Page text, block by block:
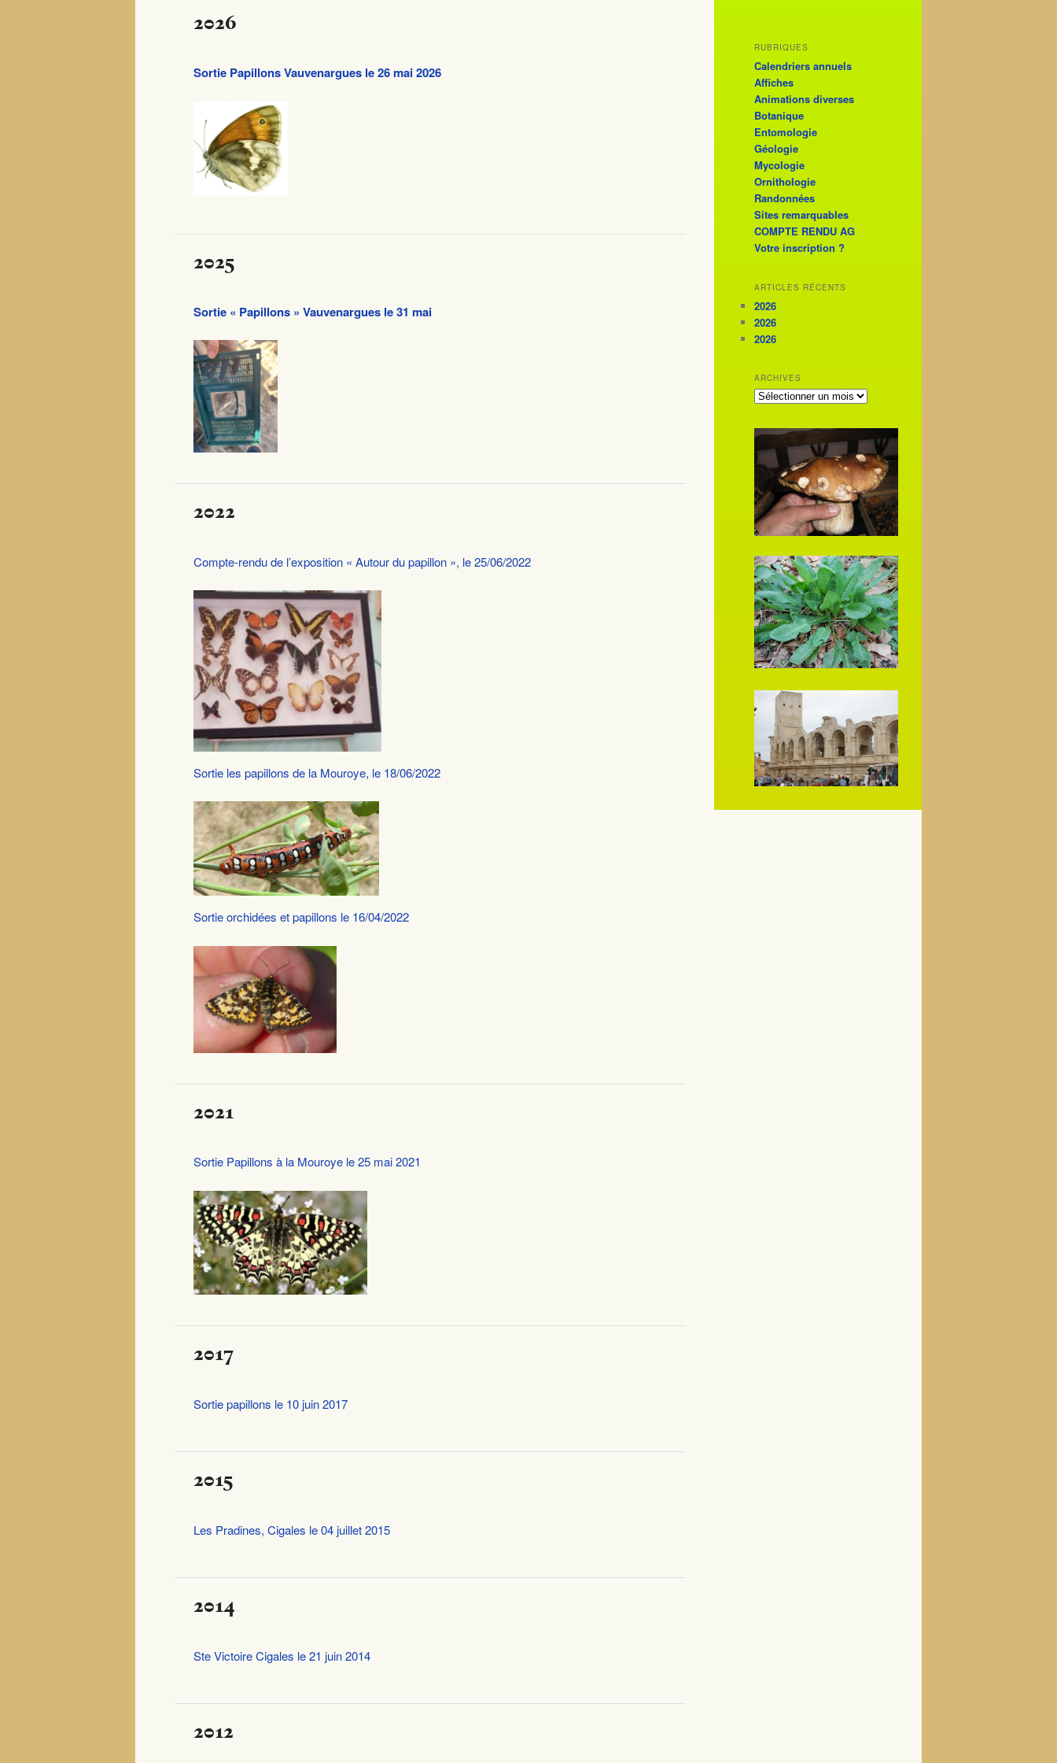
2026
Sortie Papillons Vauvenargues le 26 mai 2026
2025
Sortie « Papillons » Vauvenargues le 31 mai
2022
Compte-rendu de l’exposition « Autour du papillon », le 25/06/2022
Sortie les papillons de la Mouroye, le 18/06/2022
Sortie orchidées et papillons le 16/04/2022
2021
Sortie Papillons à la Mouroye le 25 mai 2021
2017
Sortie papillons le 10 juin 2017
2015
Les Pradines, Cigales le 04 juillet 2015
2014
Ste Victoire Cigales le 21 juin 2014
2012
RUBRIQUES
Calendriers annuels
Affiches
Animations diverses
Botanique
Entomologie
Géologie
Mycologie
Ornithologie
Randonnées
Sites remarquables
COMPTE RENDU AG
Votre inscription ?
ARTICLES RÉCENTS
2026
2026
2026
ARCHIVES
ARCHIVES